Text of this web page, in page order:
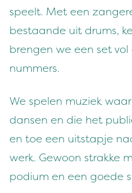
speelt. Met een
bestaande uit drums,
brengen we een set
nummers.
We spelen muziek
dansen en die het
en toe een uitstapje
werk. Gewoon strakke
podium en een goede